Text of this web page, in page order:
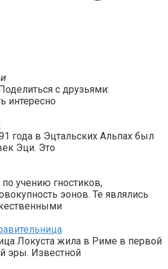
с друзьями:
интересно
года в Эцтальских Альпах был
Эци. Это
учению гностиков,
эонов. Те являлись
Локуста жила в Риме в первой
эры. Известной